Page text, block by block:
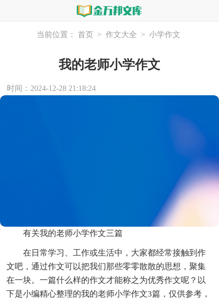
当前位置： 首页 > 作文大全 > 小学作文
我的老师小学作文
时间：2024-12-28 21:18:24
有关我的老师小学作文三篇
在日常学习、工作或生活中，大家都经常接触到作
文吧，通过作文可以把我们那些零零散散的思想，聚集
在一块。一篇什么样的作文才能称之为优秀作文呢？以
下是小编精心整理的我的老师小学作文3篇，仅供参考，